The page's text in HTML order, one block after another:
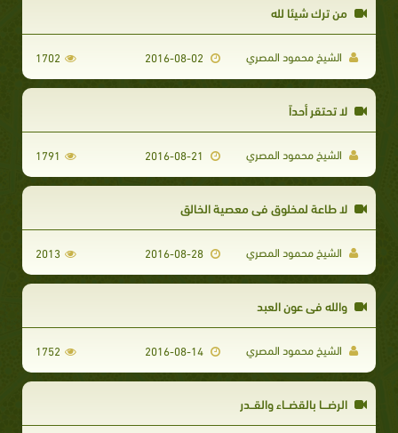
من ترك شيئا لله
الشيخ محمود المصري 1702
لا تحتقر أحداً
الشيخ محمود المصري 1791
لا طاعة لمخلوق في معصية الخالق
الشيخ محمود المصري 2013
والله في عون العبد
الشيخ محمود المصري 1752
الرضـــا بالقضــاء والقــدر